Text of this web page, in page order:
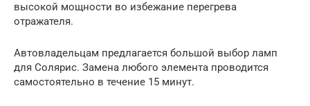
высокой мощности во избежание перегрева
отражателя.
Автовладельцам предлагается большой выбор ламп
для Солярис. Замена любого элемента проводится
самостоятельно в течение 15 минут.